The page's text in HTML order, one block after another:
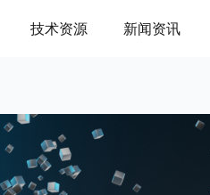
技术资源 新闻资讯